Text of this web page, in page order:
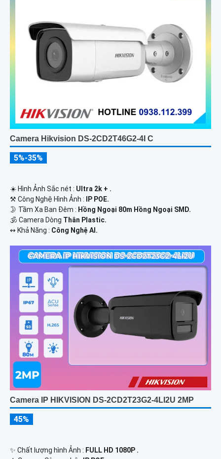
Camera Hikvision DS-2CD2T46G2-4I C
5%-35%
☀️ Hình Ảnh Sắc nét : Ultra 2k + .
⚒ Công Nghệ Hình Ảnh :
IP POE.
🌛 Tầm Xa Ban Đêm : Hồng Ngoại 80m Hồng Ngoại SMD.
🕉️ Camera Dòng Thân Plastic.
️↭ Khả Năng : Công Nghệ AI.
Camera IP HIKVISION DS-2CD2T23G2-4LI2U 2MP
45%
✨ Chất lượng hình Ảnh : FULL HD 1080P .